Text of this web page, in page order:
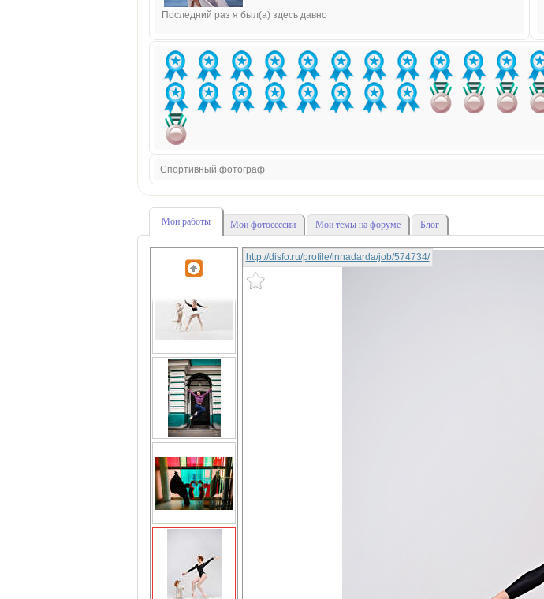
Последний раз я был(а) здесь давно
Спортивный фотограф
Мои работы Мои фотосессии Мои темы на форуме Блог
http://disfo.ru/profile/innadarda/job/574734/